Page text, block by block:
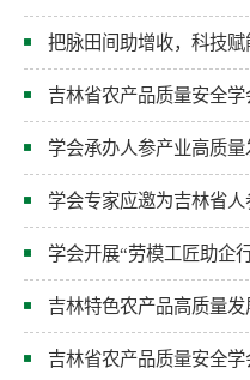
把脉田间助增收，科技赋
吉林省农产品质量安全
学会承办人参产业高质
学会专家应邀为吉林省
学会开展“劳模工匠助企
吉林特色农产品高质量发
吉林省农产品质量安全学